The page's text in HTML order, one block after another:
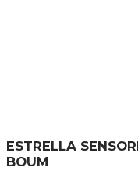
ESTRELLA
BOUM